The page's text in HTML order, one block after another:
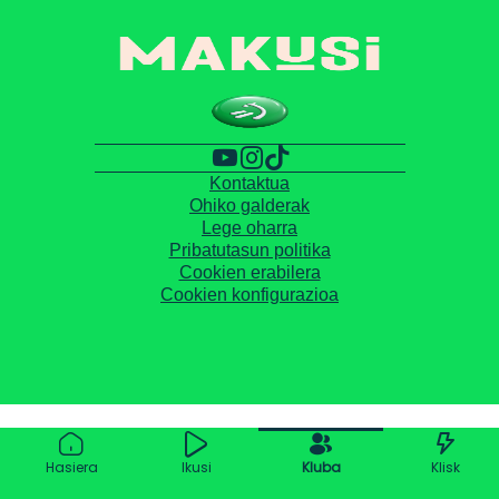
Kontaktua
Ohiko galderak
Lege oharra
Pribatutasun politika
Cookien erabilera
Cookien konfigurazioa
Hasiera Ikusi Kluba Klisk